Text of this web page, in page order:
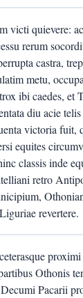
victi quievere:
rerum
castra,
metu,
ibi caedes, et
diu acie
victoria fuit,
equites
classis inde
retro
revertere.
Othonis
Pacarii